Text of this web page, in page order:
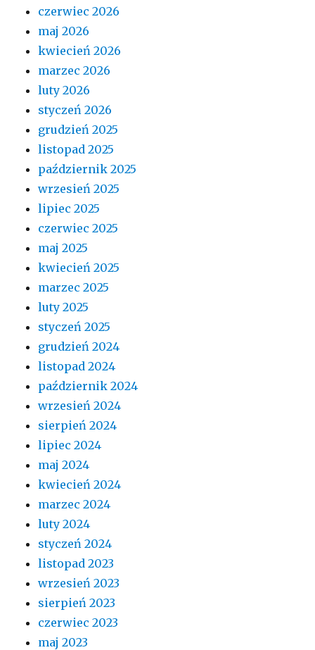
czerwiec 2026
maj 2026
kwiecień 2026
marzec 2026
luty 2026
styczeń 2026
grudzień 2025
listopad 2025
październik 2025
wrzesień 2025
lipiec 2025
czerwiec 2025
maj 2025
kwiecień 2025
marzec 2025
luty 2025
styczeń 2025
grudzień 2024
listopad 2024
październik 2024
wrzesień 2024
sierpień 2024
lipiec 2024
maj 2024
kwiecień 2024
marzec 2024
luty 2024
styczeń 2024
listopad 2023
wrzesień 2023
sierpień 2023
czerwiec 2023
maj 2023